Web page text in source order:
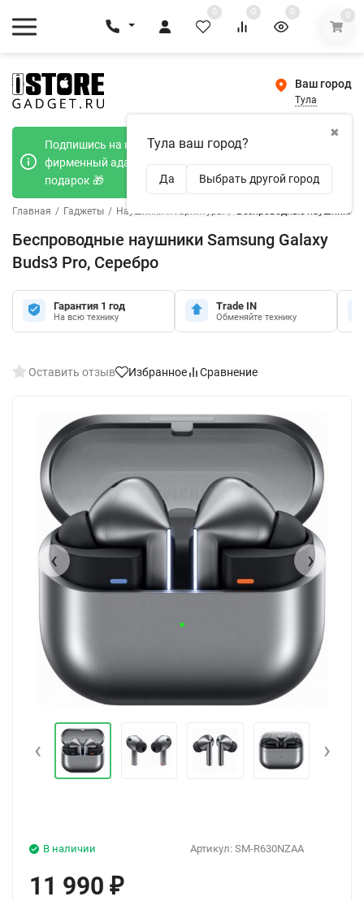
0 0 0 0
Ваш город
Тула
✖
Тула ваш город?
Да Выбрать другой город
Подпишись на наш телеграмм канал и получи
фирменный адаптер Type-C 20W при покупке в
подарок 🎁
Главная / Гаджеты / Наушники и гарнитуры / Беспроводные наушники
Беспроводные наушники Samsung Galaxy
Buds3 Pro, Серебро
Гарантия 1 год
На всю технику
Trade IN
Обменяйте технику
Оставить отзыв Избранное Сравнение
‹ ›
‹ ›
Артикул: SM-R630NZAA
В наличии
11 990 ₽